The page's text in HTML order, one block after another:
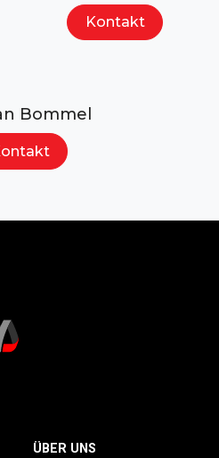
Kontakt
Bommel
ÜBER UNS